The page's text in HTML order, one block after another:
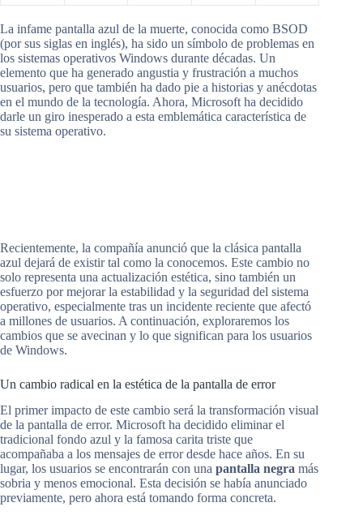
La infame pantalla azul de la muerte, conocida como BSOD
(por sus siglas en inglés), ha sido un símbolo de problemas en
los sistemas operativos Windows durante décadas. Un
elemento que ha generado angustia y frustración a muchos
usuarios, pero que también ha dado pie a historias y anécdotas
en el mundo de la tecnología. Ahora, Microsoft ha decidido
darle un giro inesperado a esta emblemática característica de
su sistema operativo.
Recientemente, la compañía anunció que la clásica pantalla
azul dejará de existir tal como la conocemos. Este cambio no
solo representa una actualización estética, sino también un
esfuerzo por mejorar la estabilidad y la seguridad del sistema
operativo, especialmente tras un incidente reciente que afectó
a millones de usuarios. A continuación, exploraremos los
cambios que se avecinan y lo que significan para los usuarios
de Windows.
Un cambio radical en la estética de la pantalla de error
El primer impacto de este cambio será la transformación visual
de la pantalla de error. Microsoft ha decidido eliminar el
tradicional fondo azul y la famosa carita triste que
acompañaba a los mensajes de error desde hace años. En su
lugar, los usuarios se encontrarán con una pantalla negra más
sobria y menos emocional. Esta decisión se había anunciado
previamente, pero ahora está tomando forma concreta.